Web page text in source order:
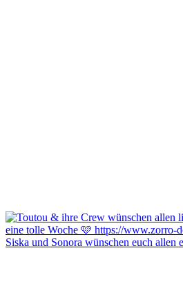
Siska und Sonora wünschen euch allen